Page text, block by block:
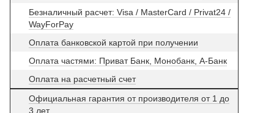
Безналичный расчет: Visa / MasterCard / Privat24 /
WayForPay
Оплата банковской картой при получении
Оплата частями: Приват Банк, Монобанк, А-Банк
Оплата на расчетный счет
Официальная гарантия от производителя от 1 до
3 лет